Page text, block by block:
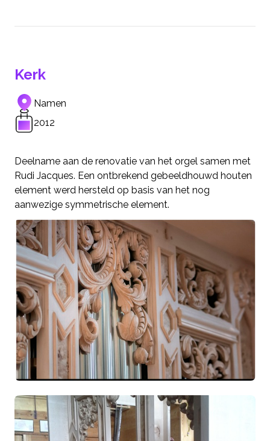
Kerk
Namen
2012
Deelname aan de renovatie van het orgel samen met
Rudi Jacques. Een ontbrekend gebeeldhouwd houten
element werd hersteld op basis van het nog
aanwezige symmetrische element.